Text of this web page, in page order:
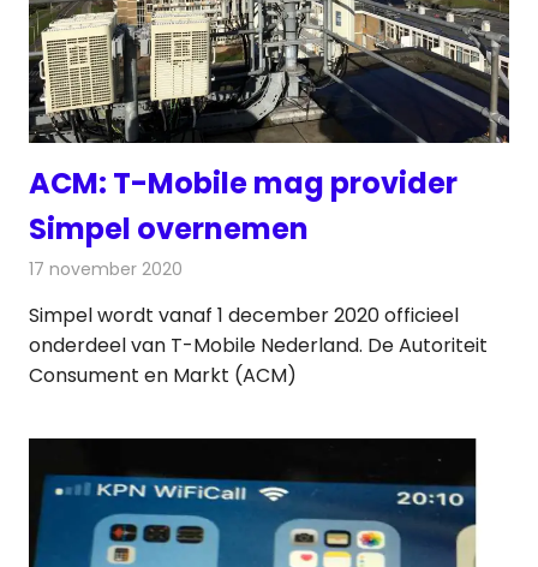
ACM: T-Mobile mag provider
Simpel overnemen
17 november 2020
Simpel wordt vanaf 1 december 2020 officieel
onderdeel van T-Mobile Nederland. De Autoriteit
Consument en Markt (ACM)